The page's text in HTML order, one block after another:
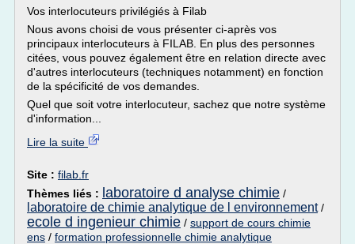
Vos interlocuteurs privilégiés à Filab
Nous avons choisi de vous présenter ci-après vos
principaux interlocuteurs à FILAB. En plus des personnes
citées, vous pouvez également être en relation directe avec
d'autres interlocuteurs (techniques notamment) en fonction
de la spécificité de vos demandes.
Quel que soit votre interlocuteur, sachez que notre système
d'information...
Lire la suite
Site : filab.fr
Thèmes liés : laboratoire d analyse chimie /
laboratoire de chimie analytique de l environnement/
ecole d ingenieur chimie / support de cours chimie
ens / formation professionnelle chimie analytique